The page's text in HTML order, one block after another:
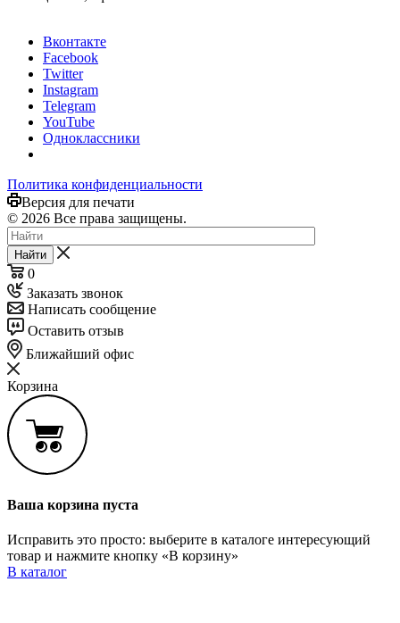
Вконтакте
Facebook
Twitter
Instagram
Telegram
YouTube
Одноклассники
Политика конфиденциальности
Версия для печати
© 2026 Все права защищены.
Найти
0
Заказать звонок
Написать сообщение
Оставить отзыв
Ближайший офис
Корзина
Ваша корзина пуста
Исправить это просто: выберите в каталоге интересующий
товар и нажмите кнопку «В корзину»
В каталог